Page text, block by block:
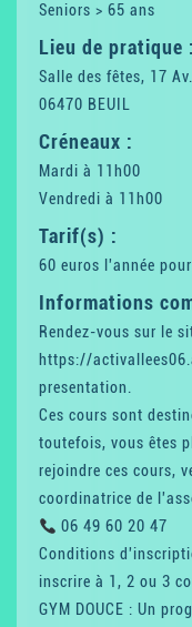
Seniors > 65 ans
Lieu de pratique :
Salle des fêtes, 17
06470 BEUIL
Créneaux :
Mardi à 11h00
Vendredi à 11h00
Tarif(s) :
60 euros l'année
Informations
Rendez-vous sur le
https://
presentation.
Ces cours sont
toutefois, vous êtes
rejoindre ces cours,
coordinatrice de
06 49 60 20 47
Conditions
inscrire à 1, 2 ou 3
GYM DOUCE : Un